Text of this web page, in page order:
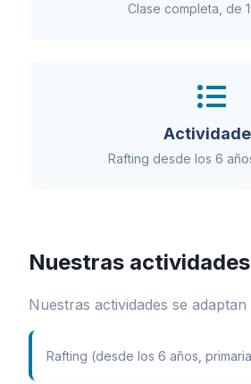
Clase completa, de
Rafting desde los 6
Nuestras
Nuestras actividades se
Rafting (desde los 6 años,